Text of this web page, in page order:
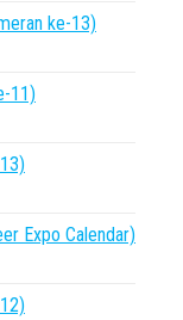
ke-13)
11)
Expo Calendar)